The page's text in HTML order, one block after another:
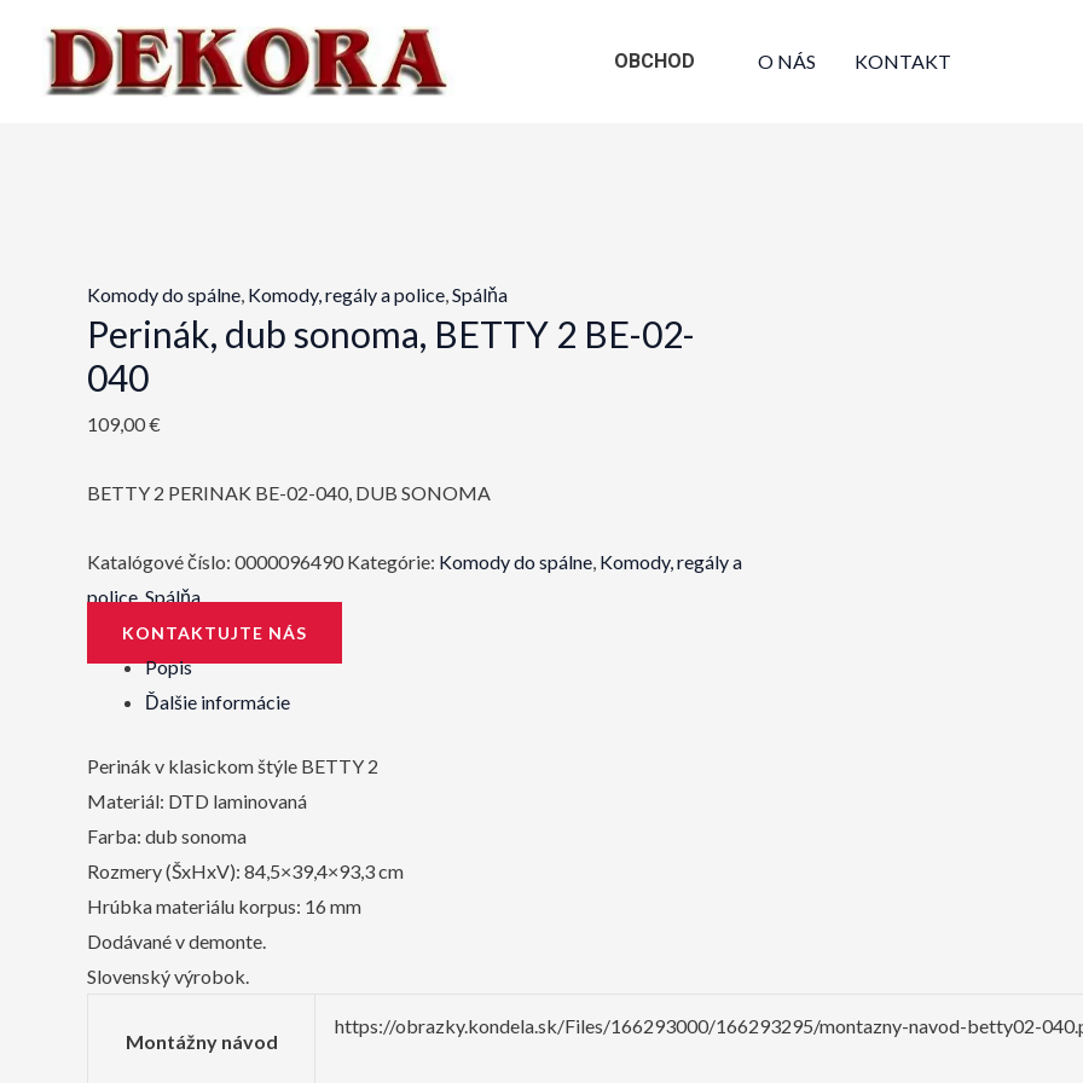
obsah
OBCHOD O NÁS KONTAKT
Komody do spálne, Komody, regály a police,Spálňa
Perinák, dub sonoma, BETTY 2 BE-02-
040
109,00€
BETTY 2 PERINAK BE-02-040, DUB SONOMA
Katalógové číslo: 0000096490 Kategórie: Komody do spálne, Komody, regály a
police,Spálňa
KONTAKTUJTE NÁS
Popis
Ďalšie informácie
Perinák v klasickom štýle BETTY 2
Materiál: DTD laminovaná
Farba: dub sonoma
Rozmery (ŠxHxV): 84,5×39,4×93,3 cm
Hrúbka materiálu korpus: 16 mm
Dodávané v demonte.
Slovenský výrobok.
Montážny návod
https://obrazky.kondela.sk/Files/166293000/166293295/montazny-navod-betty02-